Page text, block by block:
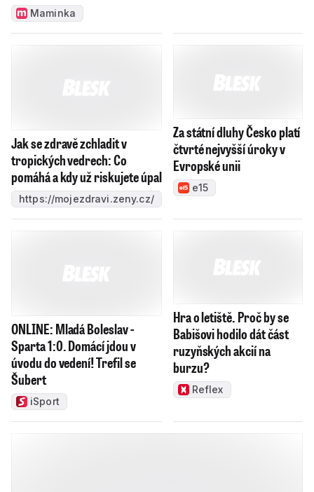
Maminka
Jak se zdravě zchladit v
tropických vedrech: Co
pomáhá a kdy už riskujete úpal
https://mojezdravi.zeny.cz/
Za státní dluhy Česko platí
čtvrté nejvyšší úroky v
Evropské unii
e15
ONLINE: Mladá Boleslav -
Sparta 1:0. Domácí jdou v
úvodu do vedení! Trefil se
Šubert
iSport
Hra o letiště. Proč by se
Babišovi hodilo dát část
ruzyňských akcií na
burzu?
Reflex